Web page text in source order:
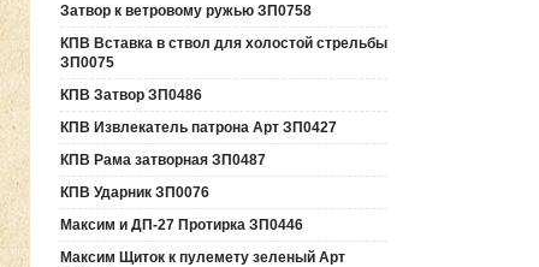
Затвор к ветровому ружью ЗП0758
КПВ Вставка в ствол для холостой стрельбы
ЗП0075
КПВ Затвор ЗП0486
КПВ Извлекатель патрона Арт ЗП0427
КПВ Рама затворная ЗП0487
КПВ Ударник ЗП0076
Максим и ДП-27 Протирка ЗП0446
Максим Щиток к пулемету зеленый Арт